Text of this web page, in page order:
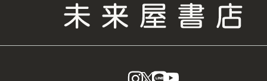
instagram
X LINE